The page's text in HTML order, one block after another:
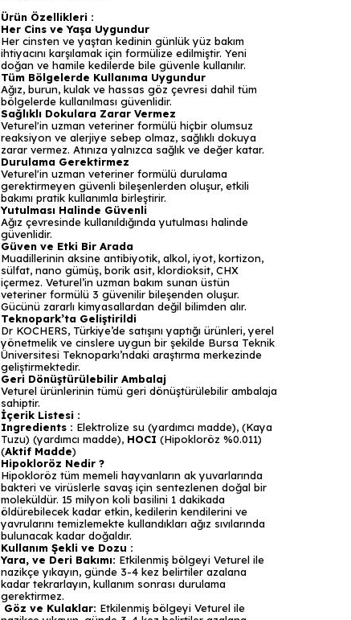
Ürün Özellikleri :
Her Cins ve Yaşa Uygundur
Her cinsten ve yaştan kedinin günlük yüz bakım
ihtiyacını karşılamak için formülize edilmiştir. Yeni
doğan ve hamile kedilerde bile güvenle kullanılır.
Tüm Bölgelerde Kullanıma Uygundur
Ağız, burun, kulak ve hassas göz çevresi dahil tüm
bölgelerde kullanılması güvenlidir.
Sağlıklı Dokulara Zarar Vermez
Veturel'in uzman veteriner formülü hiçbir olumsuz
reaksiyon ve alerjiye sebep olmaz, sağlıklı dokuya
zarar vermez. Atınıza yalnızca sağlık ve değer katar.
Durulama Gerektirmez
Veturel'in uzman veteriner formülü durulama
gerektirmeyen güvenli bileşenlerden oluşur, etkili
bakımı pratik kullanımla birleştirir.
Yutulması Halinde Güvenli
Ağız çevresinde kullanıldığında yutulması halinde
güvenlidir.
Güven ve Etki Bir Arada
Muadillerinin aksine antibiyotik, alkol, iyot, kortizon,
sülfat, nano gümüş, borik asit, klordioksit, CHX
içermez. Veturel’in uzman bakım sunan üstün
veteriner formülü 3 güvenilir bileşenden oluşur.
Gücünü zararlı kimyasallardan değil bilimden alır.
Teknopark’ta Geliştirildi
Dr KOCHERS, Türkiye’de satışını yaptığı ürünleri, yerel
yönetmelik ve cinslere uygun bir şekilde Bursa Teknik
Üniversitesi Teknoparkı’ndaki araştırma merkezinde
geliştirmektedir.
Geri Dönüştürülebilir Ambalaj
Veturel ürünlerinin tümü geri dönüştürülebilir ambalaja
sahiptir.
İçerik Listesi :
Ingredients : Elektrolize su (yardımcı madde), (Kaya
Tuzu) (yardımcı madde), HOCI (Hipokloröz %0.011)
(Aktif Madde)
Hipokloröz Nedir ?
Hipokloröz tüm memeli hayvanların ak yuvarlarında
bakteri ve virüslerle savaş için sentezlenen doğal bir
moleküldür. 15 milyon koli basilini 1 dakikada
öldürebilecek kadar etkin, kedilerin kendilerini ve
yavrularını temizlemekte kullandıkları ağız sıvılarında
bulunacak kadar doğaldır.
Kullanım Şekli ve Dozu :
Yara, ve Deri Bakımı: Etkilenmiş bölgeyi Veturel ile
nazikçe yıkayın, günde 3-4 kez belirtiler azalana
kadar tekrarlayın, kullanım sonrası durulama
gerektirmez.
Göz ve Kulaklar: Etkilenmiş bölgeyi Veturel ile